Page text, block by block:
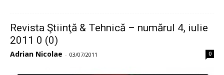
Revista Ştiinţă & Tehnică – numărul 4, iulie
2011 0 (0)
Adrian Nicolae - 03/07/2011 0